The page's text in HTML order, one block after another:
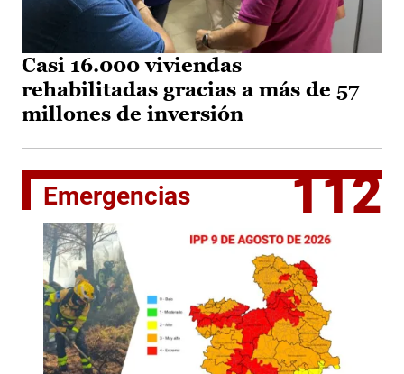
Casi 16.000 viviendas
rehabilitadas gracias a más de 57
millones de inversión
Emergencias 112